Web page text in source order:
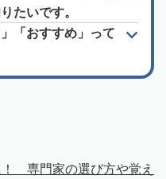
たいです。
「おすすめ」って
専門家の選び方や覚え